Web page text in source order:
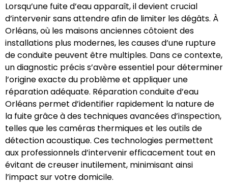
Lorsqu’une fuite d’eau apparaît, il devient crucial
d’intervenir sans attendre afin de limiter les dégâts. À
Orléans, où les maisons anciennes côtoient des
installations plus modernes, les causes d’une rupture
de conduite peuvent être multiples. Dans ce contexte,
un diagnostic précis s’avère essentiel pour déterminer
l’origine exacte du problème et appliquer une
réparation adéquate. Réparation conduite d’eau
Orléans permet d’identifier rapidement la nature de
la fuite grâce à des techniques avancées d’inspection,
telles que les caméras thermiques et les outils de
détection acoustique. Ces technologies permettent
aux professionnels d’intervenir efficacement tout en
évitant de creuser inutilement, minimisant ainsi
l’impact sur votre domicile.